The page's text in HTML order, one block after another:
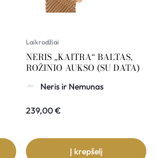
Laikrodžiai
NERIS „KAITRA“ BALTAS,
ROŽINIO AUKSO (SU DATA)
Neris ir Nemunas
239,00€
Į krepšelį